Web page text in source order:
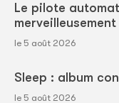
Le pilote
le 5 août 2026
Sleep : album
le 5 août 2026